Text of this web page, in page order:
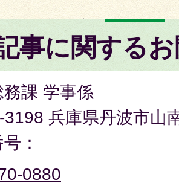
事に関する
課 学事係
3198 兵庫県丹波市山
：
0880